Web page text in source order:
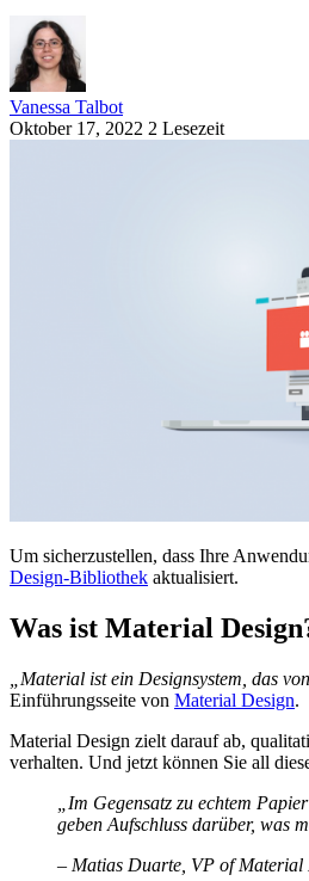
Vanessa Talbot
Oktober 17, 2022 2 Lesezeit
Um sicherzustellen, dass Ihre
Design-Bibliothek aktualisiert.
Was ist Material
„Material ist ein Designsystem, das
Einführungsseite von Material Design.
Material Design zielt darauf ab,
verhalten. Und jetzt können Sie all
„Im Gegensatz zu echtem
geben Aufschluss darüber, was
– Matias Duarte, VP of Material